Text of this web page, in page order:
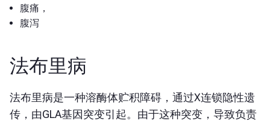
腹痛，
腹泻
法布里病
法布里病是一种溶酶体贮积障碍，通过X连锁隐性遗
传，由GLA基因突变引起。由于这种突变，导致负责